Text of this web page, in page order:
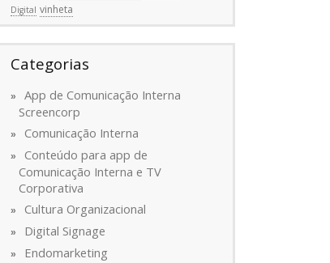
Digital vinheta
Categorias
App de Comunicação Interna
Screencorp
Comunicação Interna
Conteúdo para app de
Comunicação Interna e TV
Corporativa
Cultura Organizacional
Digital Signage
Endomarketing